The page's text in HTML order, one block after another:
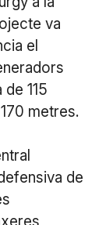
va
el
115
metres.
de